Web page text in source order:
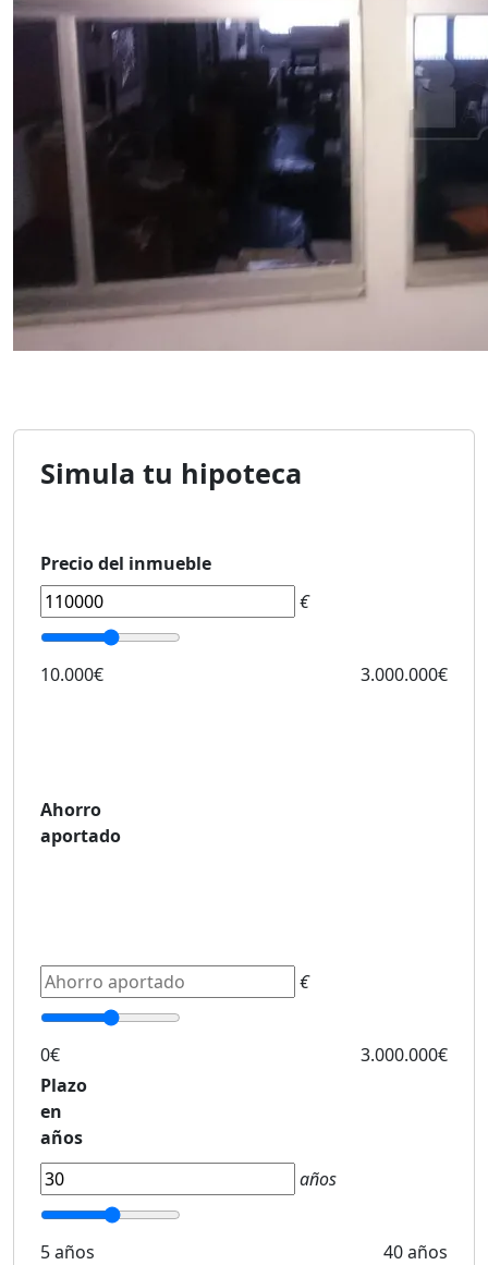
Simula tu hipoteca
Precio del inmueble
€
10.000€ 3.000.000€
Ahorro
aportado
€
0€
3.000.000€
Plazo
en
años
años
5 años
40 años